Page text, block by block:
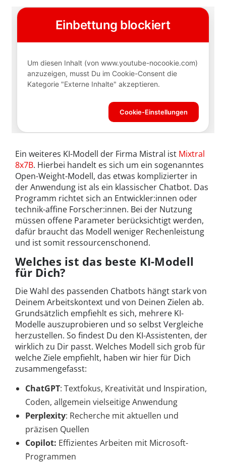
Ein weiteres KI-Modell der Firma Mistral ist Mixtral
8x7B. Hierbei handelt es sich um ein sogenanntes
Open-Weight-Modell, das etwas komplizierter in
der Anwendung ist als ein klassischer Chatbot. Das
Programm richtet sich an Entwickler:innen oder
technik-affine Forscher:innen. Bei der Nutzung
müssen offene Parameter berücksichtigt werden,
dafür braucht das Modell weniger Rechenleistung
und ist somit ressourcenschonend.
Welches ist das beste KI-Modell
für Dich?
Die Wahl des passenden Chatbots hängt stark von
Deinem Arbeitskontext und von Deinen Zielen ab.
Grundsätzlich empfiehlt es sich, mehrere KI-
Modelle auszuprobieren und so selbst Vergleiche
herzustellen. So findest Du den KI-Assistenten, der
wirklich zu Dir passt. Welches Modell sich grob für
welche Ziele empfiehlt, haben wir hier für Dich
zusammengefasst:
ChatGPT: Textfokus, Kreativität und Inspiration,
Coden, allgemein vielseitige Anwendung
Perplexity: Recherche mit aktuellen und
präzisen Quellen
Copilot: Effizientes Arbeiten mit Microsoft-
Programmen